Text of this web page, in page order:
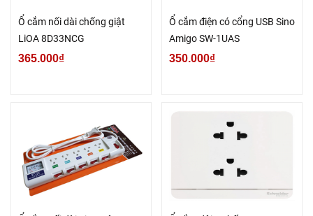
Ổ cắm nối dài chống giật
LiOA 8D33NCG
365.000₫
Ổ cắm điện có cổng USB Sino
Amigo SW-1UAS
350.000₫